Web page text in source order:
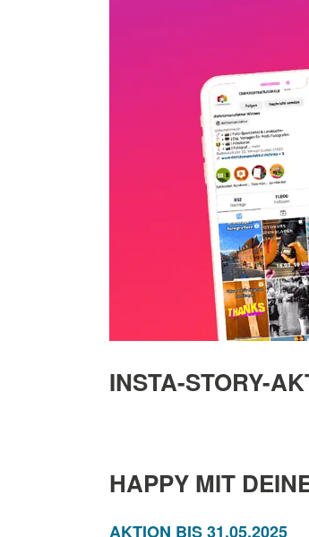
INSTA-STORY-
HAPPY MIT
AKTION BIS 31.05.2025